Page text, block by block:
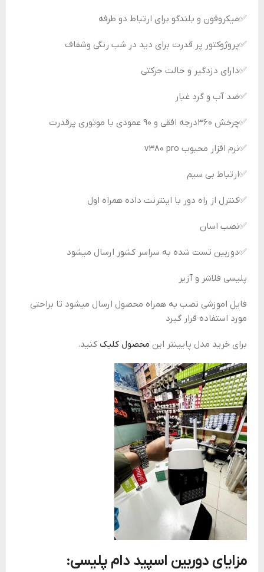
✅️میکروفون و بلندگو برای ارتباط دو طرفه
✅پروژوکتور پر قدرت برای دید در شب رنگی و‌شفاف
✅دارای دزدگیر و حالت حرکتی
✅ضد آب و گرد غبار
✅چرخش ۳۶۰درجه افقی و ۹۰ عمودی با موتوری پرقدرت
✅نرم افزار محبوب v380 pro
✅ارتباط بی سیم
✅کنترل از راه دور با اینترنت داده همراه اول
✅نصب اسان
✅دوربین تست شده به سراسر کشور ارسال میشود
پلیسی فلاشر و آزیر
فایل اموزشی نصب به همراه محصول ارسال میشود تا براحتی
مورد استفاده قرار گیرد
برای خرید مدل پایینتر این محصول کلیک کنید.
مزایای دوربین اسپید دام پلیسی: